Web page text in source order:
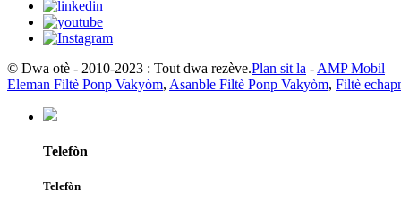
© Dwa otè - 2010-2023 : Tout dwa rezève.Plan sit la - AMP Mobil
Eleman Filtè Ponp Vakyòm, Asanble Filtè Ponp Vakyòm, Filtè
Telefòn
Telefòn